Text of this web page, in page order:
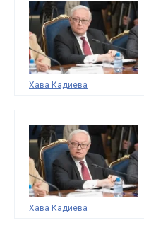
Хава Кадиева
Хава Кадиева